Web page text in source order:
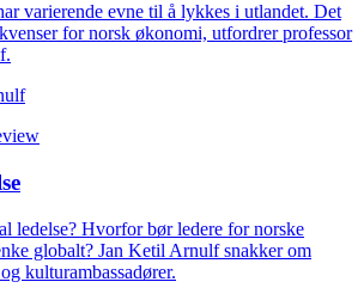
varierende evne til å lykkes i utlandet. Det
for norsk økonomi, utfordrer professor
ledelse? Hvorfor bør ledere for norske
globalt? Jan Ketil Arnulf snakker om
kulturambassadører.